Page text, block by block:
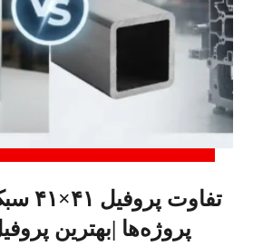
تفاوت
پروژه‌ها |بهترین